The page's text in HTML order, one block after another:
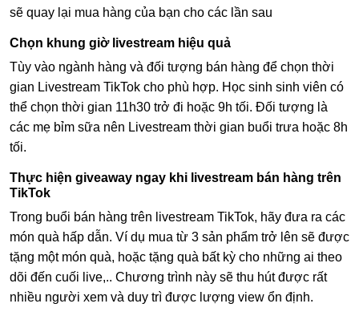
sẽ quay lại mua hàng của bạn cho các lần sau
Chọn khung giờ livestream hiệu quả
Tùy vào ngành hàng và đối tượng bán hàng để chọn thời
gian Livestream TikTok cho phù hợp. Học sinh sinh viên có
thể chọn thời gian 11h30 trở đi hoặc 9h tối. Đối tượng là
các mẹ bỉm sữa nên Livestream thời gian buổi trưa hoặc 8h
tối.
Thực hiện giveaway ngay khi livestream bán hàng trên
TikTok
Trong buổi bán hàng trên livestream TikTok, hãy đưa ra các
món quà hấp dẫn. Ví dụ mua từ 3 sản phẩm trở lên sẽ được
tặng một món quà, hoặc tặng quà bất kỳ cho những ai theo
dõi đến cuối live,.. Chương trình này sẽ thu hút được rất
nhiều người xem và duy trì được lượng view ổn định.